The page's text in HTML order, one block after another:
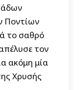
Ποντίων
το σαθρό
τον
ακόμη μία
Χρυσής